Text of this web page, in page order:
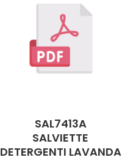
SAL7413A
SALVIETTE
DETERGENTI LAVANDA